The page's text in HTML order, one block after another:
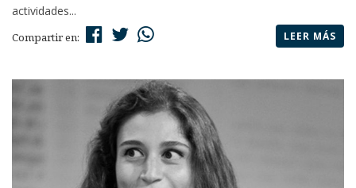
actividades...
Compartir en: LEER MÁS